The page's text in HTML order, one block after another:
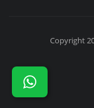
Copyright